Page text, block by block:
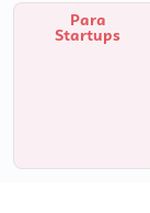
Para
Startups